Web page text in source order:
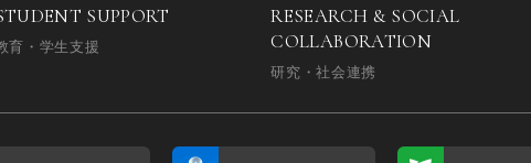
SUPPORT
育・学生支援
RESEARCH & SOCIAL
COLLABORATION
研究・社会連携